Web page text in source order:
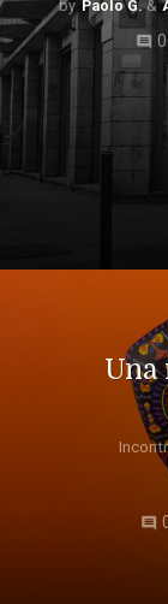
Paolo G.
comment
Una
comment